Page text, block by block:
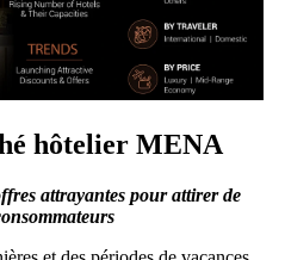
hôtelier MENA
attrayantes pour attirer de